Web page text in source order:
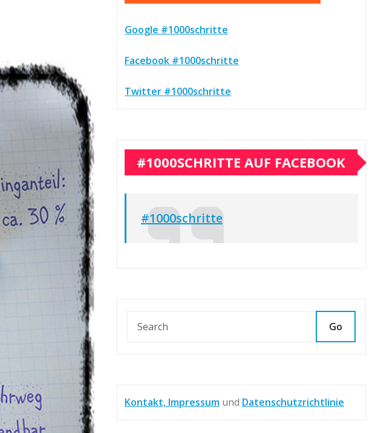
Google #1000schritte
Facebook #1000schritte
Twitter #1000schritte
#1000SCHRITTE AUF FACEBOOK
#1000schritte
Go
Kontakt, Impressum und Datenschutzrichtlinie